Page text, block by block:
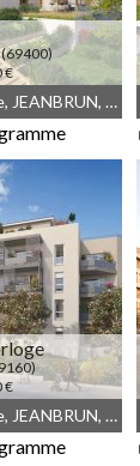
€
400,00 €
Résidence Principale, JEANBRUN, Meublé non géré, Droit commun
€
Résidence Principale, JEANBRUN, Meublé non géré, Droit commun